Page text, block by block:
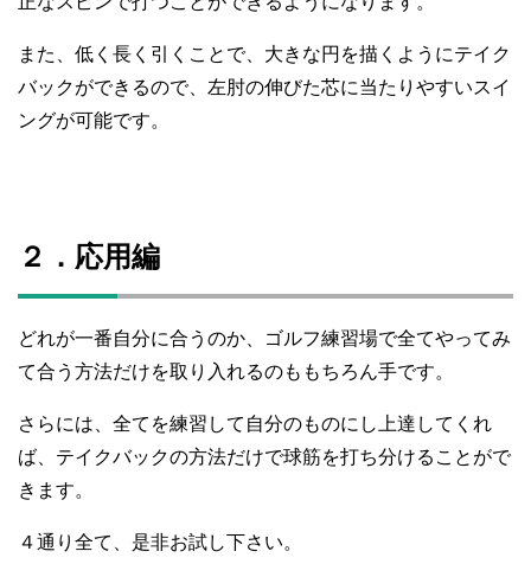
また、低く長く引くことで、大きな円を描くようにテイク
バックができるので、左肘の伸びた芯に当たりやすいスイ
ングが可能です。
２．応用編
どれが一番自分に合うのか、ゴルフ練習場で全てやってみ
て合う方法だけを取り入れるのももちろん手です。
さらには、全てを練習して自分のものにし上達してくれ
ば、テイクバックの方法だけで球筋を打ち分けることがで
きます。
４通り全て、是非お試し下さい。